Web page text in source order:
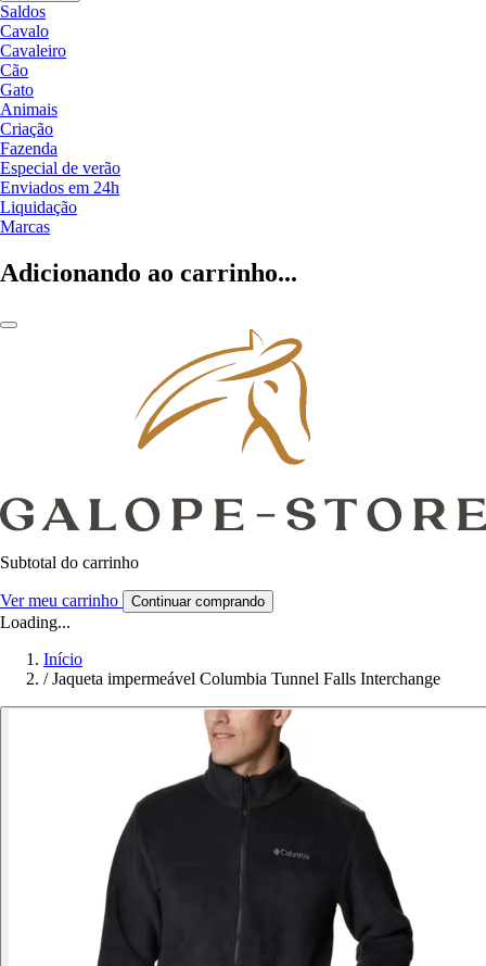
Saldos
Cavalo
Cavaleiro
Cão
Gato
Animais
Criação
Fazenda
Especial de verão
Enviados em 24h
Liquidação
Marcas
Adicionando ao carrinho...
Subtotal do carrinho
Ver meu carrinho Continuar comprando
Loading...
Início
/ Jaqueta impermeável Columbia Tunnel Falls Interchange